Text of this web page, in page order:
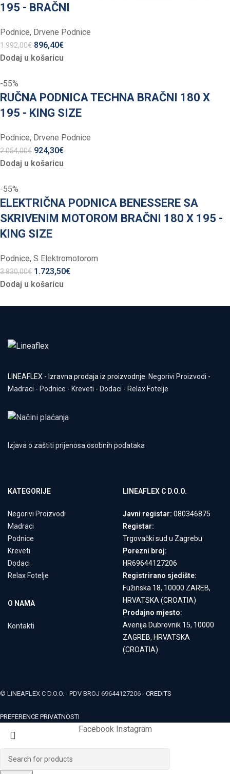
195 - BRAČNI
Podnice, Drvene Podnice
1.992,00€ 896,40€
Dodaj u košaricu
-55%
RUČNA PODNICA TECHNA BRAČNI 180 X
195 - KING SIZE
Podnice, Drvene Podnice
2.054,00€ 924,30€
Dodaj u košaricu
-55%
ELEKTRIČNA PODNICA BENESSERE SA
SKRIVENIM MOTOROM BRAČNI 180 X 195 -
KING SIZE
Podnice, S Elektromotorom
3.830,00€ 1.723,50€
Dodaj u košaricu
LINEAFLEX - Izravna prodaja iz proizvodnje: Negorivi Proizvodi -
Madraci - Podnice - Kreveti - Dodaci - Relax Fotelje
Izjava o zaštiti prijenosa osobnih podataka
KATEGORIJE
Negorivi Proizvodi
Madraci
Podnice
Kreveti
Dodaci
Relax Fotelje
O NAMA
Kontakti
LINEAFLEX C D.O.O.
Javni registar: 080346875
Registar:
Trgovački sud u Zagrebu
Porezni broj:
HR69644127206
Registrirano sjedište:
Fužinska 18, 10000 ZAREB,
HRVATSKA (CROATIA)
Prodajno mjesto:
Avenija Dubrovnik 15, 10000
ZAGREB, HRVATSKA
(CROATIA)
© LINEAFLEX C D.O.O. - PDV BROJ 69644127206 - CREDITS
PREFERENCE PRIVATNOSTI
Facebook Instagram